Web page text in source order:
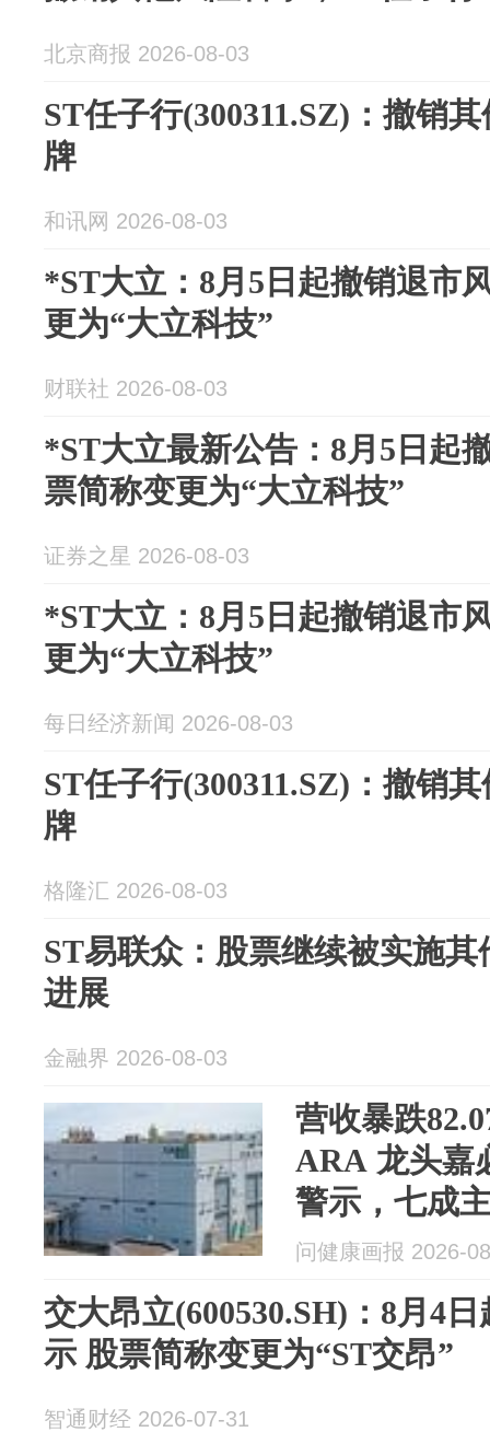
北京商报 2026-08-03
ST任子行(300311.SZ)：撤销
牌
和讯网 2026-08-03
*ST大立：8月5日起撤销退市
更为“大立科技”
财联社 2026-08-03
*ST大立最新公告：8月5日起
票简称变更为“大立科技”
证券之星 2026-08-03
*ST大立：8月5日起撤销退市
更为“大立科技”
每日经济新闻 2026-08-03
ST任子行(300311.SZ)：撤销
牌
格隆汇 2026-08-03
ST易联众：股票继续被实施
进展
金融界 2026-08-03
营收暴跌
ARA 龙头嘉
警示，七成
控重击
问健康画报 2026-
交大昂立(600530.SH)：8月4
示 股票简称变更为“ST交昂”
智通财经 2026-07-31